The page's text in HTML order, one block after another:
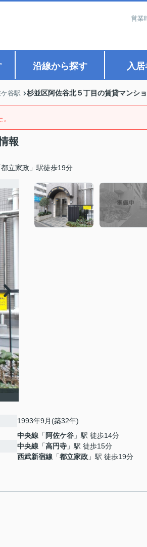
営業
沿線から探す 入
谷駅 杉並区阿佐谷北５丁目の賃貸マンシ
報
立家政」駅徒歩19分
1993年9月(築32年)
中央線 「 阿佐ケ谷 」駅 徒歩14分
中央線 「高円寺 」駅 徒歩15分
西武新宿線 「都立家政 」駅 徒歩19分